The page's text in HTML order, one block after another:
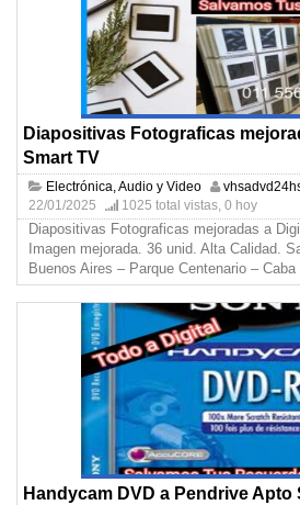
Diapositivas Fotograficas
Smart TV
Electrónica, Audio y Video
22/01/2025
1025 total vistas, 0 hoy
Diapositivas Fotograficas mejoradas a
Imagen mejorada. 36 unid. Alta Calidad.
Buenos Aires – Parque Centenario – Caba
Handycam DVD a Pendrive Apto